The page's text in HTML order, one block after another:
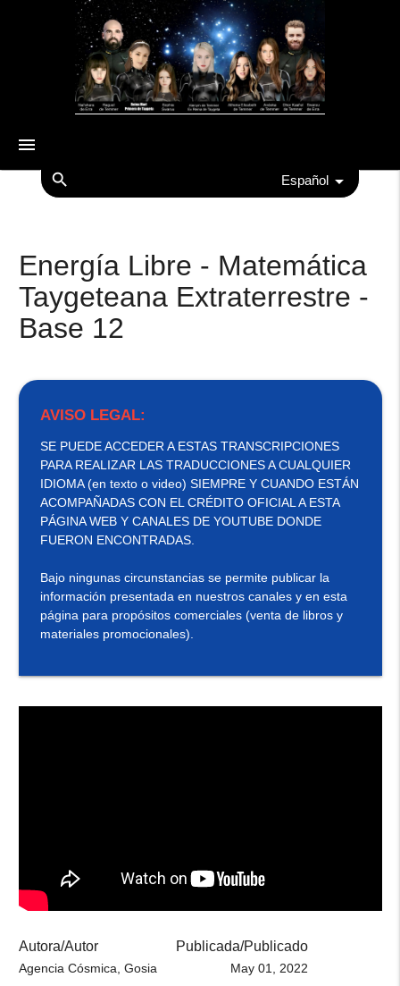
menu
search Español
Energía Libre - Matemática
Taygeteana Extraterrestre -
Base 12
AVISO LEGAL:
SE PUEDE ACCEDER A ESTAS TRANSCRIPCIONES
PARA REALIZAR LAS TRADUCCIONES A CUALQUIER
IDIOMA (en texto o video) SIEMPRE Y CUANDO ESTÁN
ACOMPAÑADAS CON EL CRÉDITO OFICIAL A ESTA
PÁGINA WEB Y CANALES DE YOUTUBE DONDE
FUERON ENCONTRADAS.
Bajo ningunas circunstancias se permite publicar la
información presentada en nuestros canales y en esta
página para propósitos comerciales (venta de libros y
materiales promocionales).
Autora/Autor
Agencia Cósmica, Gosia
Publicada/Publicado
May 01, 2022